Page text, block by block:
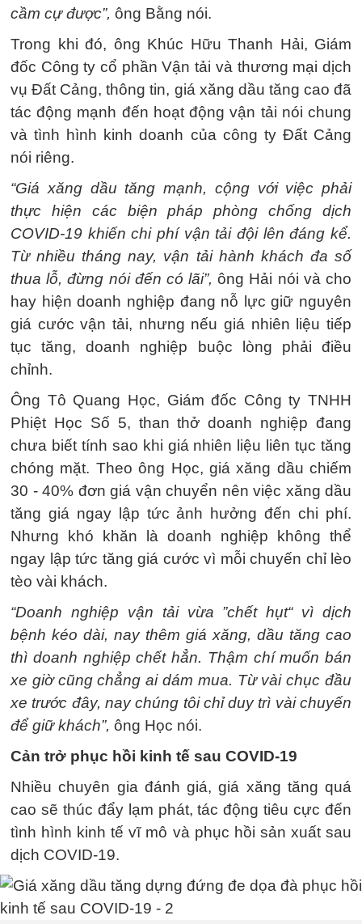
cầm cự được”, ông Bằng nói.
Trong khi đó, ông Khúc Hữu Thanh Hải, Giám
đốc Công ty cổ phần Vận tải và thương mại dịch
vụ Đất Cảng, thông tin, giá xăng dầu tăng cao đã
tác động mạnh đến hoạt động vận tải nói chung
và tình hình kinh doanh của công ty Đất Cảng
nói riêng.
“Giá xăng dầu tăng mạnh, cộng với việc phải
thực hiện các biện pháp phòng chống dịch
COVID-19 khiến chi phí vận tải đội lên đáng kể.
Từ nhiều tháng nay, vận tải hành khách đa số
thua lỗ, đừng nói đến có lãi”, ông Hải nói và cho
hay hiện doanh nghiệp đang nỗ lực giữ nguyên
giá cước vận tải, nhưng nếu giá nhiên liệu tiếp
tục tăng, doanh nghiệp buộc lòng phải điều
chỉnh.
Ông Tô Quang Học, Giám đốc Công ty TNHH
Phiệt Học Số 5, than thở doanh nghiệp đang
chưa biết tính sao khi giá nhiên liệu liên tục tăng
chóng mặt. Theo ông Học, giá xăng dầu chiếm
30 - 40% đơn giá vận chuyển nên việc xăng dầu
tăng giá ngay lập tức ảnh hưởng đến chi phí.
Nhưng khó khăn là doanh nghiệp không thể
ngay lập tức tăng giá cước vì mỗi chuyến chỉ lèo
tèo vài khách.
“Doanh nghiệp vận tải vừa ”chết hụt“ vì dịch
bệnh kéo dài, nay thêm giá xăng, dầu tăng cao
thì doanh nghiệp chết hẳn. Thậm chí muốn bán
xe giờ cũng chẳng ai dám mua. Từ vài chục đầu
xe trước đây, nay chúng tôi chỉ duy trì vài chuyến
để giữ khách”, ông Học nói.
Cản trở phục hồi kinh tế sau COVID-19
Nhiều chuyên gia đánh giá, giá xăng tăng quá
cao sẽ thúc đẩy lạm phát, tác động tiêu cực đến
tình hình kinh tế vĩ mô và phục hồi sản xuất sau
dịch COVID-19.